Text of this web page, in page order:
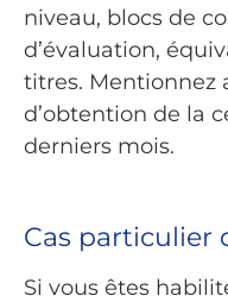
niveau, blocs de
d’évaluation,
titres. Mentionnez
d’obtention de la
derniers mois.
Cas particulier
Si vous êtes